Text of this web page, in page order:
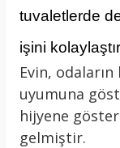
tuvaletlerde
işini
Evin,
uyumuna
hijyene
gelmiştir.